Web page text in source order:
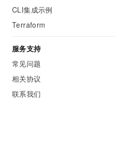
CLI集成示例
Terraform
服务支持
常见问题
相关协议
联系我们